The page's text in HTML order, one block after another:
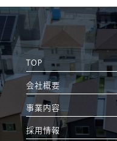
TOP
会社概要
事業内容
採用情報